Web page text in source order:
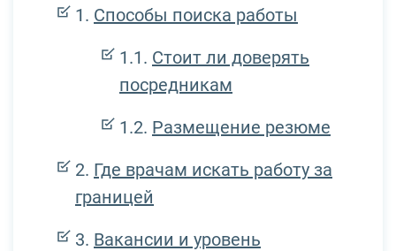
Способы поиска работы
Стоит ли доверять
посредникам
Размещение резюме
Где врачам искать работу за
границей
Вакансии и уровень